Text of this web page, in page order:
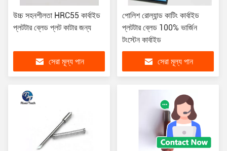
উচ্চ সহনশীলতা HRC55 কার্বাইড
প্লটটার ব্লেড প্লট কাটার জন্য
সেরা মূল্য পান
পোলিশ রোল্যান্ড কাটিং কার্বাইড
প্লটটার ব্লেড 100% ভার্জিন
টংস্টেন কার্বাইড
সেরা মূল্য পান